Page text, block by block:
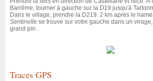
Barrême, tourner à gauche sur la D19 jusqu'à
Dans le village, prendre la D219. 2 km après le
Sentinelle se trouve sur votre gauche dans un
grand pin.
Traces GPS